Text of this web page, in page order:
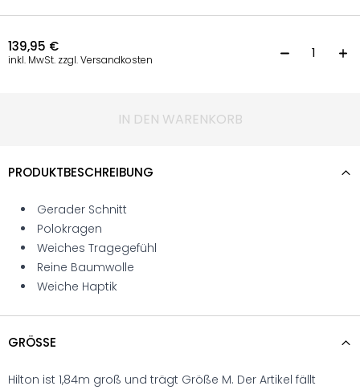
139,95 €
inkl. MwSt. zzgl. Versandkosten
IN DEN WARENKORB
PRODUKTBESCHREIBUNG
Gerader Schnitt
Polokragen
Weiches Tragegefühl
Reine Baumwolle
Weiche Haptik
GRÖSSE
Hilton ist 1,84m groß und trägt Größe M. Der Artikel fällt